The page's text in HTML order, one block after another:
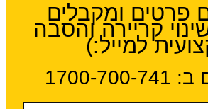
פרטים ומקבלים
קריירה והסבה
למייל:)
741